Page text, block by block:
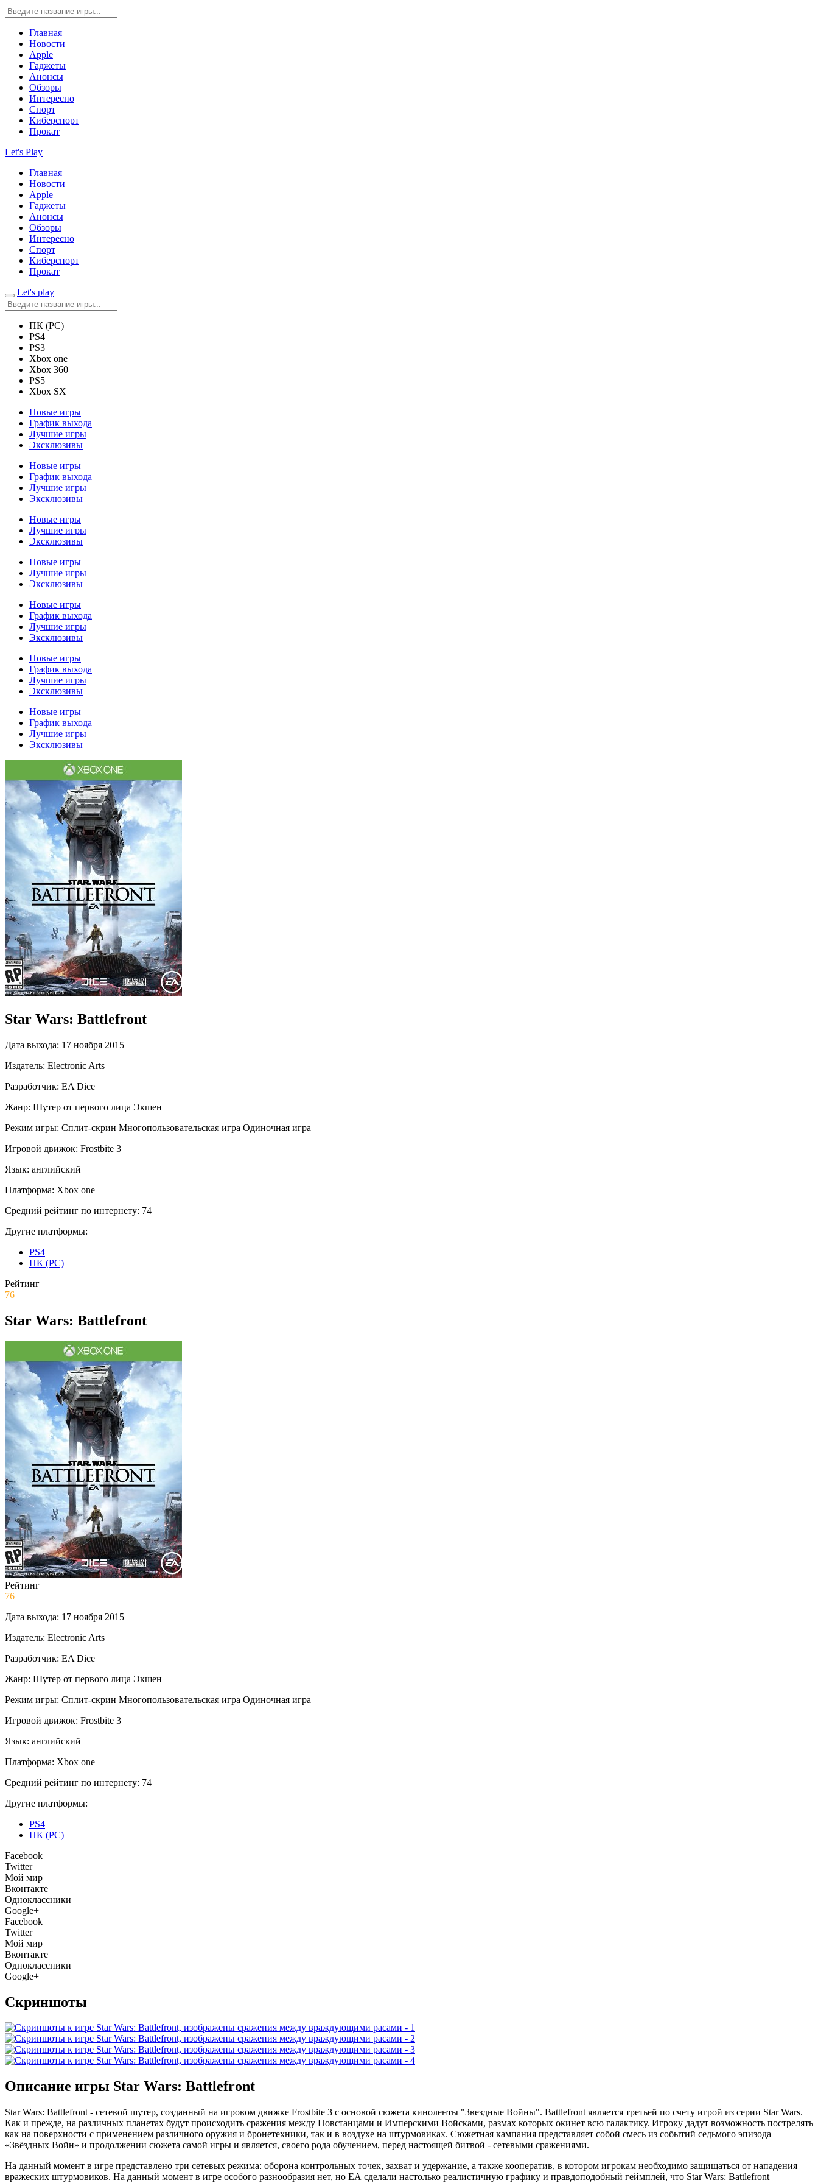
Главная
Новости
Apple
Гаджеты
Анонсы
Обзоры
Интересно
Спорт
Киберспорт
Прокат
Let's Play
Главная
Новости
Apple
Гаджеты
Анонсы
Обзоры
Интересно
Спорт
Киберспорт
Прокат
Let's play
ПК (PC)
PS4
PS3
Xbox one
Xbox 360
PS5
Xbox SX
Новые игры
График выхода
Лучшие игры
Эксклюзивы
Новые игры
График выхода
Лучшие игры
Эксклюзивы
Новые игры
Лучшие игры
Эксклюзивы
Новые игры
Лучшие игры
Эксклюзивы
Новые игры
График выхода
Лучшие игры
Эксклюзивы
Новые игры
График выхода
Лучшие игры
Эксклюзивы
Новые игры
График выхода
Лучшие игры
Эксклюзивы
Star Wars: Battlefront
Дата выхода: 17 ноября 2015
Издатель: Electronic Arts
Разработчик: EA Dice
Жанр: Шутер от первого лица Экшен
Режим игры: Сплит-скрин Многопользовательская игра Одиночная игра
Игровой движок: Frostbite 3
Язык: английский
Платформа: Xbox one
Средний рейтинг по интернету: 74
Другие платформы:
PS4
ПК (PC)
Рейтинг
76
Star Wars: Battlefront
Рейтинг
76
Дата выхода: 17 ноября 2015
Издатель: Electronic Arts
Разработчик: EA Dice
Жанр: Шутер от первого лица Экшен
Режим игры: Сплит-скрин Многопользовательская игра Одиночная игра
Игровой движок: Frostbite 3
Язык: английский
Платформа: Xbox one
Средний рейтинг по интернету: 74
Другие платформы:
PS4
ПК (PC)
Facebook
Twitter
Мой мир
Вконтакте
Одноклассники
Google+
Facebook
Twitter
Мой мир
Вконтакте
Одноклассники
Google+
Скриншоты
Описание игры Star Wars: Battlefront
Star Wars: Battlefront - сетевой шутер, созданный на игровом движке Frostbite 3 с основой сюжета киноленты "Звездные Войны". Battlefront является третьей по счету игрой из серии Star Wars.
Как и прежде, на различных планетах будут происходить сражения между Повстанцами и Имперскими Войсками, размах которых окинет всю галактику. Игроку дадут возможность пострелять
как на поверхности с применением различного оружия и бронетехники, так и в воздухе на штурмовиках. Сюжетная кампания представляет собой смесь из событий седьмого эпизода
«Звёздных Войн» и продолжении сюжета самой игры и является, своего рода обучением, перед настоящей битвой - сетевыми сражениями.
На данный момент в игре представлено три сетевых режима: оборона контрольных точек, захват и удержание, а также кооператив, в котором игрокам необходимо защищаться от нападения
вражеских штурмовиков. На данный момент в игре особого разнообразия нет, но ЕА сделали настолько реалистичную графику и правдоподобный геймплей, что Star Wars: Battlefront